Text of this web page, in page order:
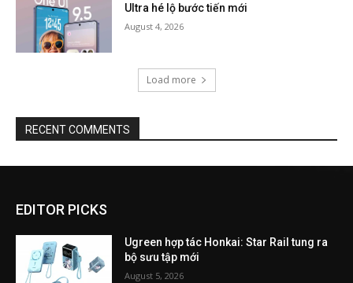
Ultra hé lộ bước tiến mới
August 4, 2026
Load more
RECENT COMMENTS
EDITOR PICKS
Ugreen hợp tác Honkai: Star Rail tung ra
bộ sưu tập mới
August 5, 2026